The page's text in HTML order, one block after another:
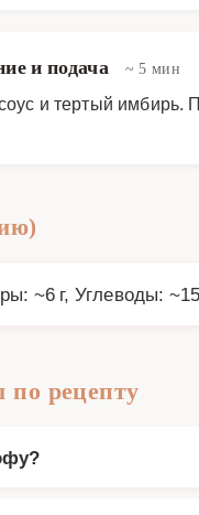
и подача ~ 5 мин
и тертый
~6 г, Углеводы:
по рецепту